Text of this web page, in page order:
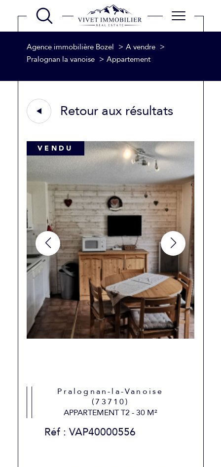
Agence immobilière Bozel
A vendre
Pralognan la vanoise
Appartement
Retour aux résultats
VENDU
Pralognan-la-Vanoise
(73710)
APPARTEMENT T2 - 30 M²
Réf : VAP40000556